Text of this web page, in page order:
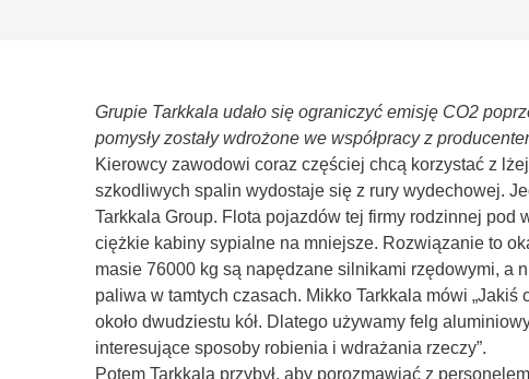
Grupie Tarkkala udało się ograniczyć emisję CO2
pomysły zostały wdrożone we współpracy z
Kierowcy zawodowi coraz częściej chcą korzystać z
szkodliwych spalin wydostaje się z rury wydechowej.
Tarkkala Group. Flota pojazdów tej firmy rodzinnej pod
ciężkie kabiny sypialne na mniejsze. Rozwiązanie to
masie 76000 kg są napędzane silnikami rzędowymi, a
paliwa w tamtych czasach. Mikko Tarkkala mówi „Jakiś
około dwudziestu kół. Dlatego używamy felg
interesujące sposoby robienia i wdrażania rzeczy”.
Potem Tarkkala przybył, aby porozmawiać z